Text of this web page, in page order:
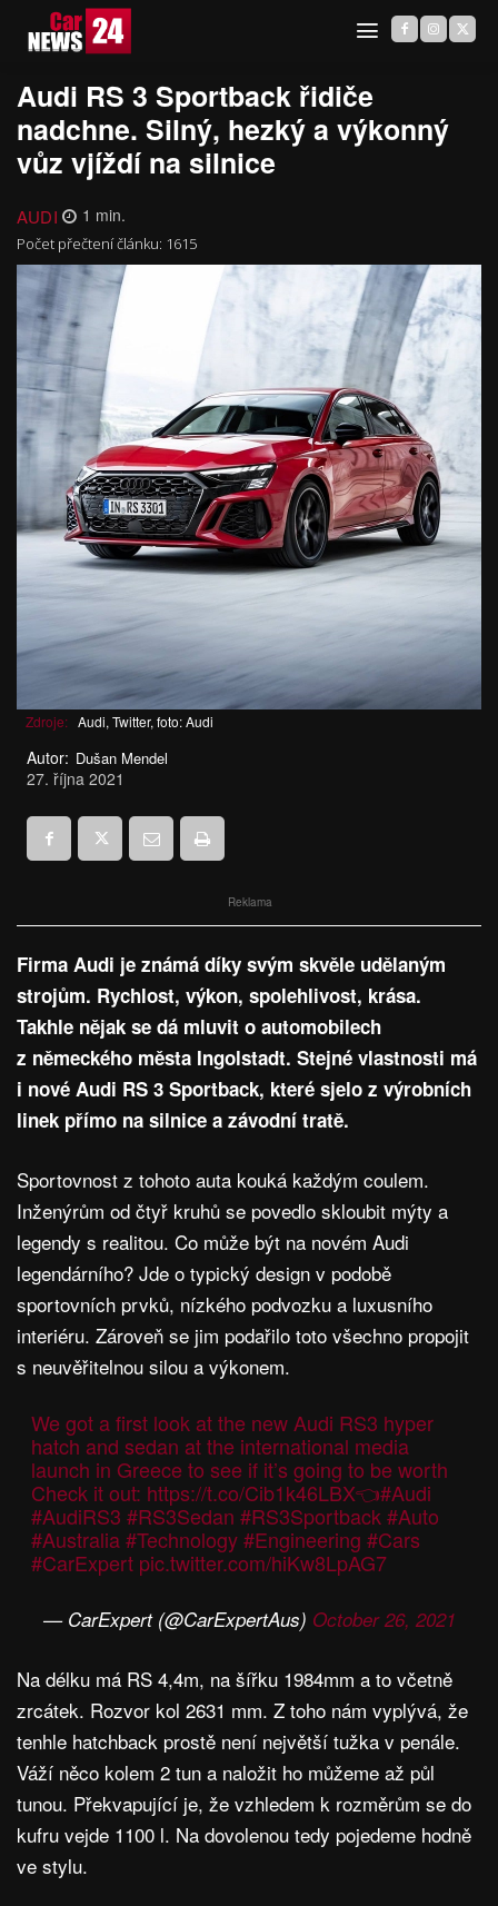
Audi RS 3 Sportback řidiče
nadchne. Silný, hezký a výkonný
vůz vjíždí na silnice
AUDI 1 min.
Počet přečtení článku: 1615
Zdroje: Audi, Twitter, foto: Audi
Autor: Dušan Mendel
27. října 2021
Reklama
Firma Audi je známá díky svým skvěle udělaným
strojům. Rychlost, výkon, spolehlivost, krása.
Takhle nějak se dá mluvit o automobilech
z německého města Ingolstadt. Stejné vlastnosti má
i nové Audi RS 3 Sportback, které sjelo z výrobních
linek přímo na silnice a závodní tratě.
Sportovnost z tohoto auta kouká každým coulem.
Inženýrům od čtyř kruhů se povedlo skloubit mýty a
legendy s realitou. Co může být na novém Audi
legendárního? Jde o typický design v podobě
sportovních prvků, nízkého podvozku a luxusního
interiéru. Zároveň se jim podařilo toto všechno propojit
s neuvěřitelnou silou a výkonem.
We got a first look at the new Audi RS3 hyper
hatch and sedan at the international media
launch in Greece to see if it’s going to be worth
Check it out: https://t.co/Cib1k46LBX👈#Audi
#AudiRS3 #RS3Sedan #RS3Sportback #Auto
#Australia #Technology #Engineering #Cars
#CarExpert pic.twitter.com/hiKw8LpAG7
— CarExpert (@CarExpertAus) October 26, 2021
Na délku má RS 4,4m, na šířku 1984mm a to včetně
zrcátek. Rozvor kol 2631 mm. Z toho nám vyplývá, že
tenhle hatchback prostě není největší tužka v penále.
Váží něco kolem 2 tun a naložit ho můžeme až půl
tunou. Překvapující je, že vzhledem k rozměrům se do
kufru vejde 1100 l. Na dovolenou tedy pojedeme hodně
ve stylu.